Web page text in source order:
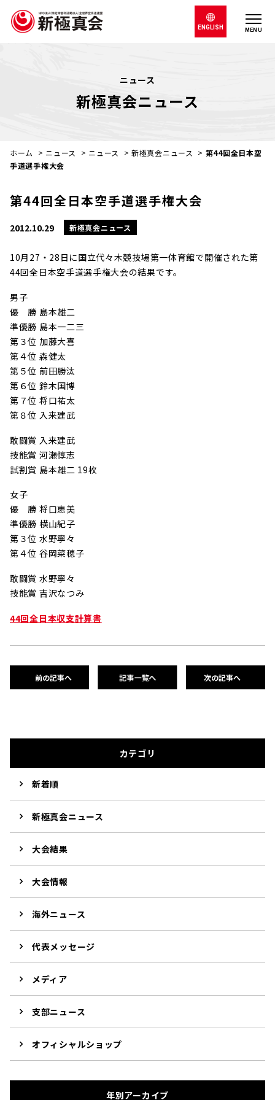
MENU
ENGLISH
ニュース
新極真会ニュース
ホーム > ニュース > ニュース >新極真会ニュース > 第44回全日本空
手道選手権大会
第44回全日本空手道選手権大会
2012.10.29 新極真会ニュース
10月27・28日に国立代々木競技場第一体育館で開催された第
44回全日本空手道選手権大会の結果です。
男子
優 勝 島本雄二
準優勝 島本一二三
第３位 加藤大喜
第４位 森健太
第５位 前田勝汰
第６位 鈴木国博
第７位 将口祐太
第８位 入来建武
敢闘賞 入来建武
技能賞 河瀬惇志
試割賞 島本雄二 19枚
女子
優 勝 将口恵美
準優勝 横山紀子
第３位 水野寧々
第４位 谷岡菜穂子
敢闘賞 水野寧々
技能賞 吉沢なつみ
44回全日本収支計算書
前の記事へ 記事一覧へ 次の記事へ
カテゴリ
新着順
新極真会ニュース
大会結果
大会情報
海外ニュース
代表メッセージ
メディア
支部ニュース
オフィシャルショップ
年別アーカイブ